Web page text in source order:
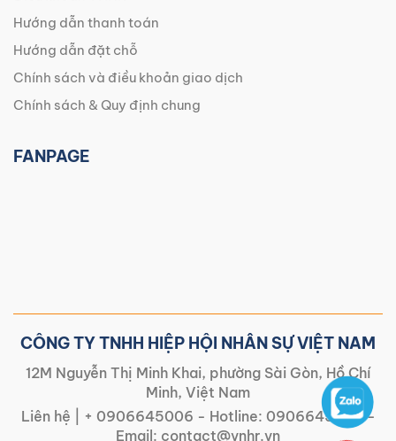
Hướng dẫn thanh toán
Hướng dẫn đặt chỗ
Chính sách và điều khoản giao dịch
Chính sách & Quy định chung
FANPAGE
CÔNG TY TNHH HIỆP HỘI NHÂN SỰ VIỆT NAM
12M Nguyễn Thị Minh Khai, phường Sài Gòn, Hồ Chí
Minh, Việt Nam
Liên hệ |
+ 0906645006 - Hotline: 0906645006-
Email: contact@vnhr.vn